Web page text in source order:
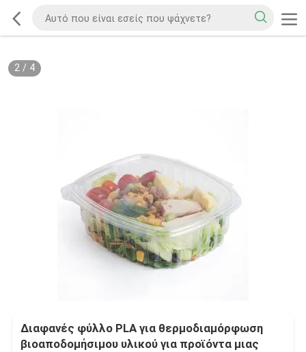
2/ 4
Διαφανές φύλλο PLA για θερμοδιαμόρφωση
βιοαποδομήσιμου υλικού για προϊόντα μιας